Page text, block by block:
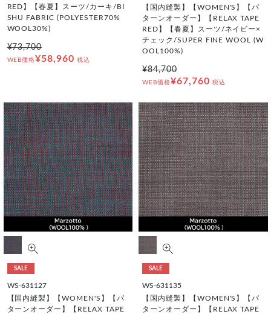
RED】【春夏】スーツ/カーキ/BI
SHU FABRIC (POLYESTER70%
WOOL30%)
¥73,700
WEB価格¥58,960 税込
【国内縫製】【WOMEN'S】【パ
ターンオーダー】【RELAX TAPE
RED】【春夏】スーツ/ネイビー×
チェック/SUPER FINE WOOL (W
OOL100%)
¥84,700
WEB価格¥67,760 税込
SALE
WS-631127
【国内縫製】【WOMEN'S】【パ
ターンオーダー】【RELAX TAPE
SALE
WS-631135
【国内縫製】【WOMEN'S】【パ
ターンオーダー】【RELAX TAPE